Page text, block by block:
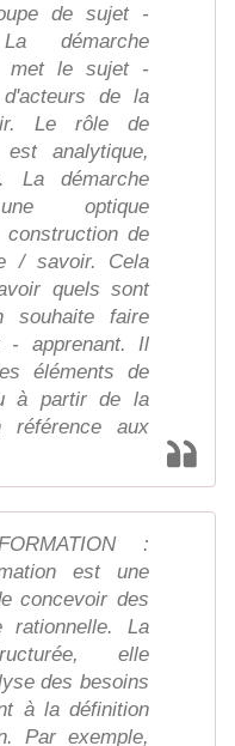
de sujet -
démarche
met le sujet -
de la
Le rôle de
analytique,
La démarche
optique
de
/ savoir. Cela
quels sont
souhaite faire
- apprenant. Il
éléments de
à partir de la
référence aux
:
est une
concevoir des
rationnelle. La
elle
des besoins
à la définition
Par exemple,